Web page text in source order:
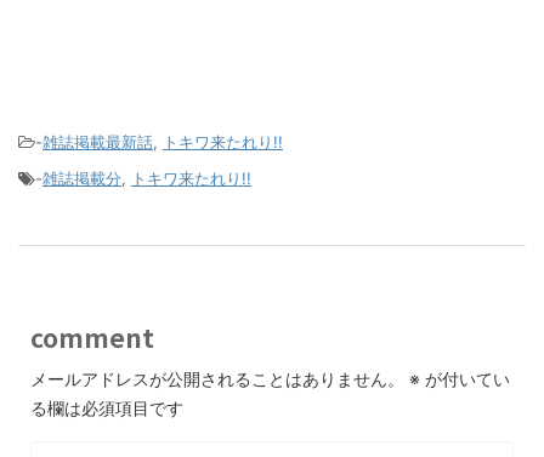
-雑誌掲載最新話, トキワ来たれり!!
-雑誌掲載分, トキワ来たれり!!
comment
メールアドレスが公開されることはありません。 ※ が付いてい
る欄は必須項目です